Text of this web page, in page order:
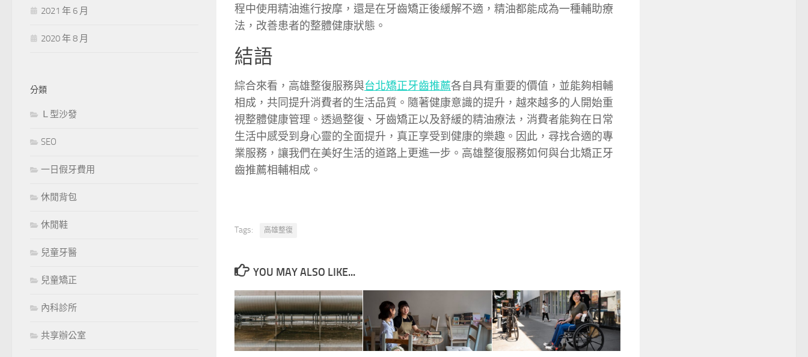
程中使用精油進行按摩，還是在牙齒矯正後緩解不適，精油都能成為一種輔助療
法，改善患者的整體健康狀態。
結語
綜合來看，高雄整復服務與台北矯正牙齒推薦各自具有重要的價值，並能夠相輔
相成，共同提升消費者的生活品質。隨著健康意識的提升，越來越多的人開始重
視整體健康管理。透過整復、牙齒矯正以及舒緩的精油療法，消費者能夠在日常
生活中感受到身心靈的全面提升，真正享受到健康的樂趣。因此，尋找合適的專
業服務，讓我們在美好生活的道路上更進一步。高雄整復服務如何與台北矯正牙
齒推薦相輔相成。
Tags: 高雄整復
YOU MAY ALSO LIKE...
2021 年 6 月
2020 年 8 月
分類
Ｌ型沙發
SEO
一日假牙費用
休閒背包
休閒鞋
兒童牙醫
兒童矯正
內科診所
共享辦公室